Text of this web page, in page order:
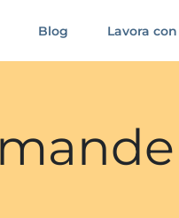
Blog Lavora